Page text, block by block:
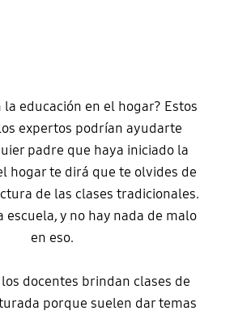
la educación en el hogar? Estos
expertos podrían ayudarte
padre que haya iniciado la
hogar te dirá que te olvides de
de las clases tradicionales.
escuela, y no hay nada de malo
en eso.
docentes brindan clases de
porque suelen dar temas